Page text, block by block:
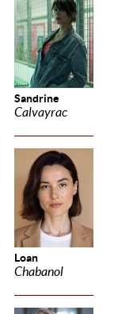
Sandrine
Calvayrac
Loan
Chabanol